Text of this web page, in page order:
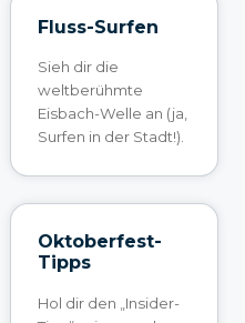
Fluss-Surfen
Sieh dir die
weltberühmte
Eisbach-Welle an (ja,
Surfen in der Stadt!).
Oktoberfest-
Tipps
Hol dir den „Insider-